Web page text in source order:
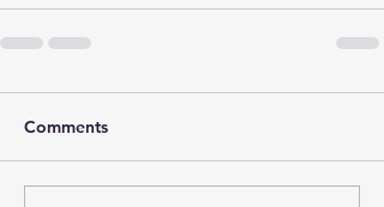
Comments